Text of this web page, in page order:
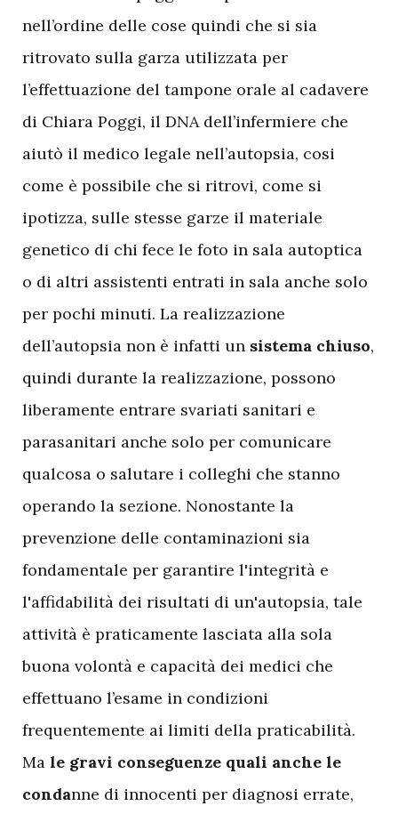
nell’ordine delle cose quindi che si sia
ritrovato sulla garza utilizzata per
l’effettuazione del tampone orale al cadavere
di Chiara Poggi, il DNA dell’infermiere che
aiutò il medico legale nell’autopsia, cosi
come è possibile che si ritrovi, come si
ipotizza, sulle stesse garze il materiale
genetico di chi fece le foto in sala autoptica
o di altri assistenti entrati in sala anche solo
per pochi minuti. La realizzazione
dell’autopsia non è infatti un sistema chiuso,
quindi durante la realizzazione, possono
liberamente entrare svariati sanitari e
parasanitari anche solo per comunicare
qualcosa o salutare i colleghi che stanno
operando la sezione. Nonostante la
prevenzione delle contaminazioni sia
fondamentale per garantire l'integrità e
l'affidabilità dei risultati di un'autopsia, tale
attività è praticamente lasciata alla sola
buona volontà e capacità dei medici che
effettuano l’esame in condizioni
frequentemente ai limiti della praticabilità.
Ma le gravi conseguenze quali anche le
condanne di innocenti per diagnosi errate,